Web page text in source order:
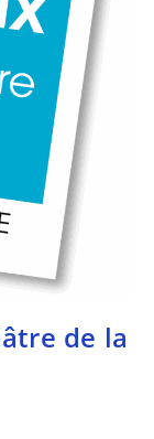
de la